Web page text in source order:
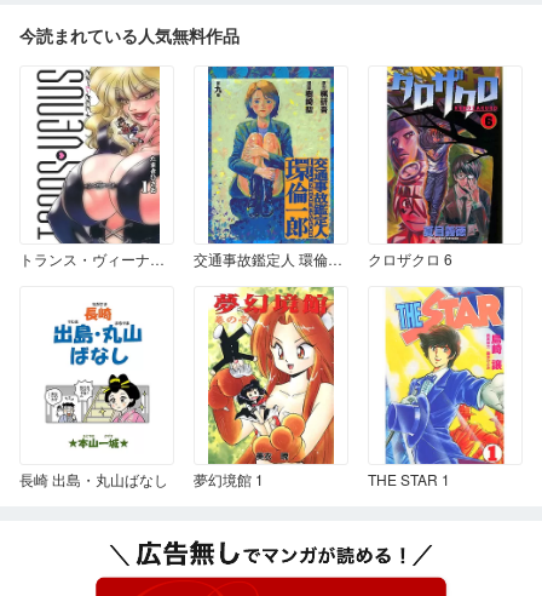
今読まれている人気無料作品
トランス・ヴィーナス 1 交通事故鑑定人 環倫一郎 第九巻 クロザクロ 6
長崎 出島・丸山ばなし 夢幻境館 1 THE STAR 1